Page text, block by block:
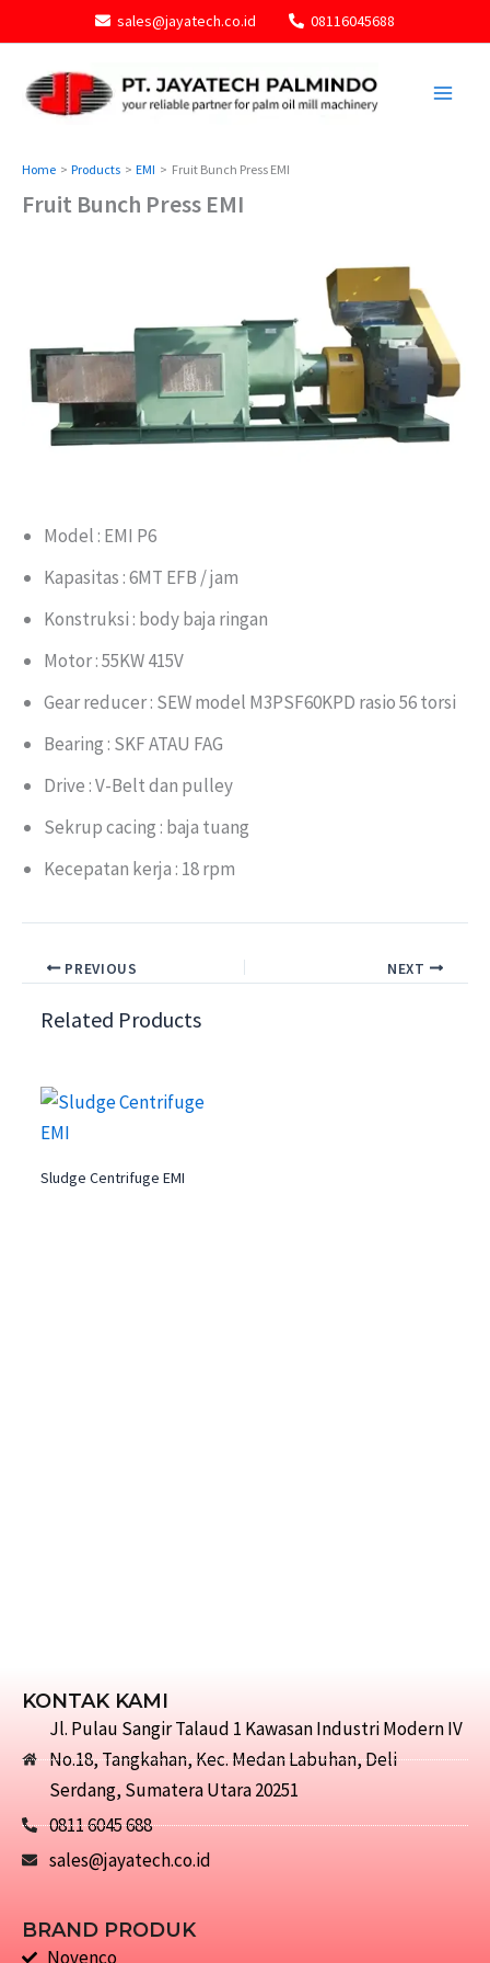
to
content
sales@jayatech.co.id 08116045688
Home Products EMI Fruit Bunch Press EMI
Fruit Bunch Press EMI
Model : EMI P6
Kapasitas : 6MT EFB / jam
Konstruksi : body baja ringan
Motor : 55KW 415V
Gear reducer : SEW model M3PSF60KPD rasio 56 torsi
Bearing : SKF ATAU FAG
Drive : V-Belt dan pulley
Sekrup cacing : baja tuang
Kecepatan kerja : 18 rpm
PREVIOUS NEXT
Related Products
Sludge Centrifuge EMI
KONTAK KAMI
Jl. Pulau Sangir Talaud 1 Kawasan Industri Modern IV
No.18, Tangkahan, Kec. Medan Labuhan, Deli
Serdang, Sumatera Utara 20251
0811 6045 688
sales@jayatech.co.id
BRAND PRODUK
Novenco